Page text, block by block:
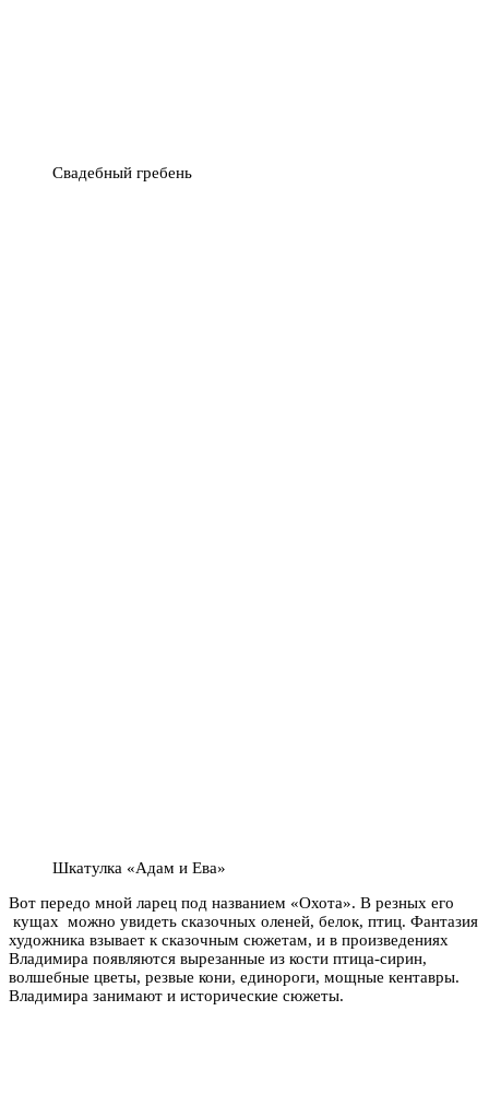
Свадебный гребень
Шкатулка «Адам и Ева»
Вот передо мной ларец под названием «Охота». В резных его
кущах можно увидеть сказочных оленей, белок, птиц. Фантазия
художника взывает к сказочным сюжетам, и в произведениях
Владимира появляются вырезанные из кости птица-сирин,
волшебные цветы, резвые кони, единороги, мощные кентавры.
Владимира занимают и исторические сюжеты.